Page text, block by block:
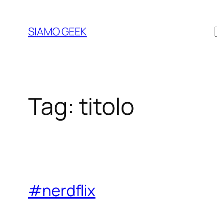
contenuto
SIAMO GEEK
Tag: titolo
#nerdflix